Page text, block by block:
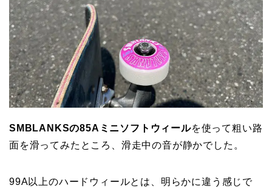
SMBLANKSの85Aミニソフトウィールを使って粗い路
面を滑ってみたところ、滑走中の音が静かでした。
99A以上のハードウィールとは、明らかに違う感じで